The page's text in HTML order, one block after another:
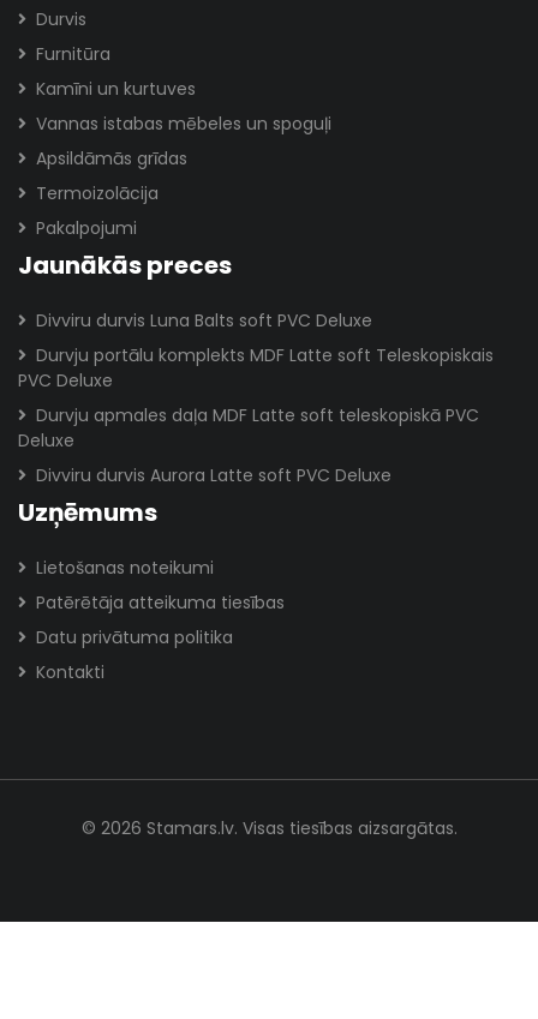
Durvis
Furnitūra
Kamīni un kurtuves
Vannas istabas mēbeles un spoguļi
Apsildāmās grīdas
Termoizolācija
Pakalpojumi
Jaunākās preces
Divviru durvis Luna Balts soft PVC Deluxe
Durvju portālu komplekts MDF Latte soft Teleskopiskais
PVC Deluxe
Durvju apmales daļa MDF Latte soft teleskopiskā PVC
Deluxe
Divviru durvis Aurora Latte soft PVC Deluxe
Uzņēmums
Lietošanas noteikumi
Patērētāja atteikuma tiesības
Datu privātuma politika
Kontakti
© 2026 Stamars.lv. Visas tiesības aizsargātas.